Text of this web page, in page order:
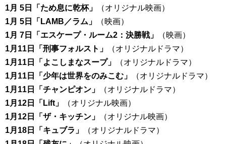
1月 5日「ため息に乾杯」
（オリジナル映画）
1月 5日「LAMB／ラム」
（映画）
1月 7日「エスケープ・ルーム2：決勝戦」
（映画）
1月11日「刑事フォルスト」
（オリジナルドラマ）
1月11日「よこしまなスープ」
（オリジナルドラマ）
1月11日「少年は世界をのみこむ」
（オリジナルドラマ）
1月11日「チャンピオン」
（オリジナルドラマ）
1月12日「Lift」
（オリジナル映画）
1月12日「ザ・キッチン」
（オリジナル映画）
1月18日「キュブラ」
（オリジナルドラマ）